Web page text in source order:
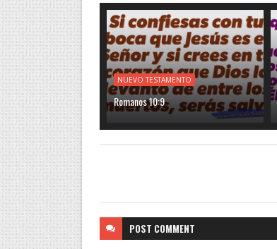
NUEVO TESTAMENTO
Romanos 10:9
POST COMMENT